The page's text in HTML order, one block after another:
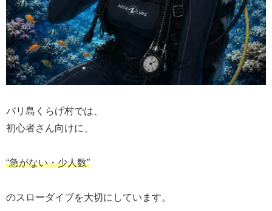
バリ島くらげ村では、
初心者さん向けに、
“急がない・少人数”
のスローダイブを大切にしています。